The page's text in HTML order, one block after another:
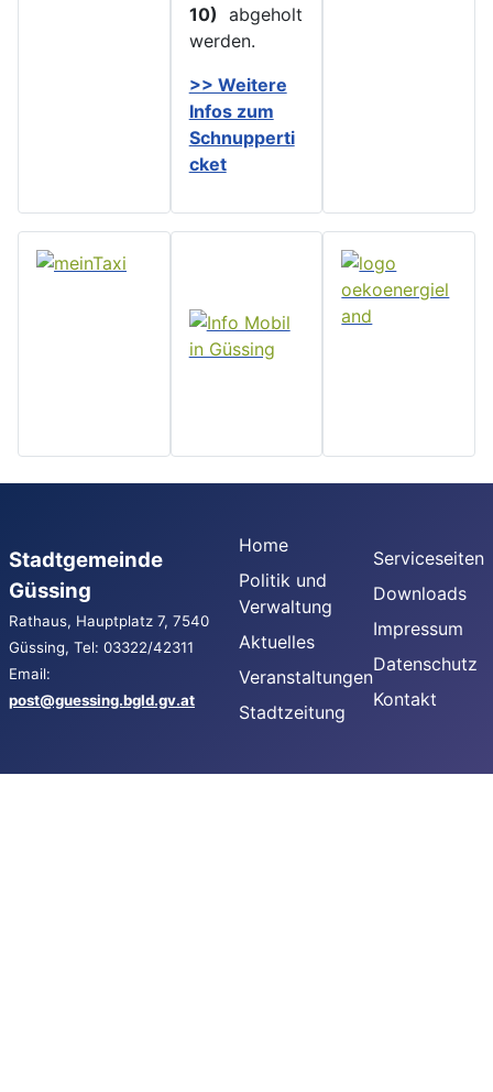
10) abgeholt
werden.
>> Weitere
Infos zum
Schnupperti
cket
Stadtgemeinde
Güssing
Rathaus, Hauptplatz 7, 7540
Güssing, Tel: 03322/42311
Email:
post@guessing.bgld.gv.at
Home
Politik und
Verwaltung
Aktuelles
Veranstaltungen
Stadtzeitung
Serviceseiten
Downloads
Impressum
Datenschutz
Kontakt